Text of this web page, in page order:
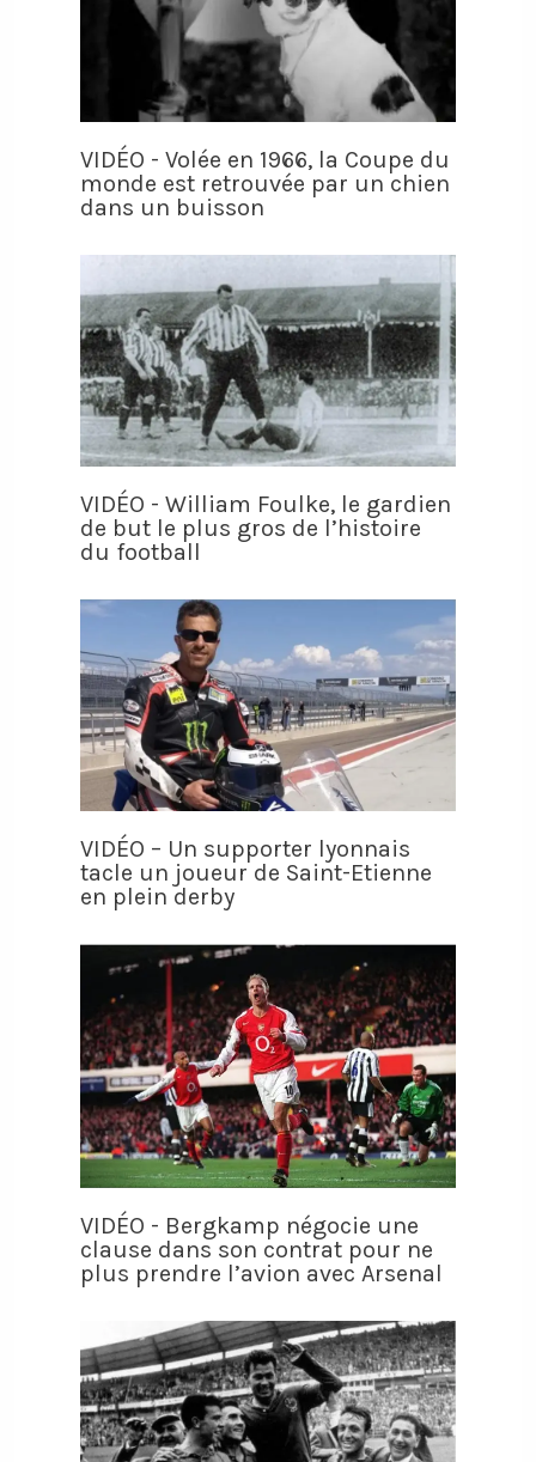
VIDÉO - Volée en 1966, la Coupe du
monde est retrouvée par un chien
dans un buisson
VIDÉO - William Foulke, le gardien
de but le plus gros de l’histoire
du football
VIDÉO – Un supporter lyonnais
tacle un joueur de Saint-Etienne
en plein derby
VIDÉO - Bergkamp négocie une
clause dans son contrat pour ne
plus prendre l’avion avec Arsenal